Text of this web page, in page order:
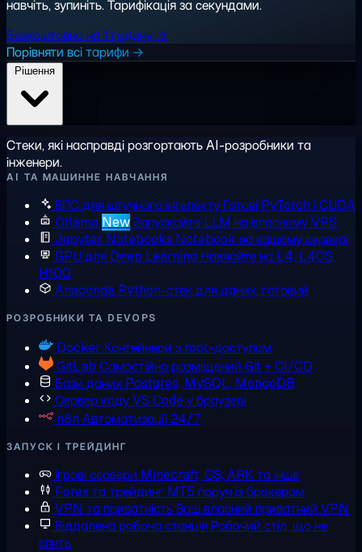
навчіть, зупиніть. Тарифікація за секундами.
Безкоштовно на 1 годину →
Порівняти всі тарифи →
Стеки, які насправді розгортають AI-розробники та
інженери.
AI ТА МАШИННЕ НАВЧАННЯ
ВПС для штучного інтелектуГотові PyTorch і CUDA
Ollama NewЗапускайте LLM на власному VPS
Jupyter Notebooks Notebook на вашому сервері
GPU для Deep Learning Навчайте на L4, L40S,
H100
Anaconda Python-стек для даних, готовий
РОЗРОБНИКИ ТА DEVOPS
Docker Контейнери з root-доступом
GitLab Самостійно розміщений Git + CI/CD
Бази даних Postgres, MySQL, MongoDB
Сервер кодуVS Code у браузері
n8n Автоматизації 24/7
ЗАПУСК І ТРЕЙДИНГ
Ігрові сервери Minecraft, CS, ARK та інше
Forex та трейдинг MT5 поруч із брокером
VPN та приватністьВаш власний приватний VPN
Віддалена робоча станціяРобочий стіл, що не
спить